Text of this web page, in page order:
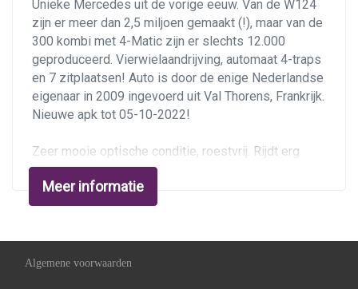
Stuurbekrachtiging
Overige
Anti blokkeer systeem
Anti doorslip regeling
Dubbele airbag
Elektronisch sper differentieel
Unieke Mercedes uit de vorige eeuw. Van de W124
zijn er meer dan 2,5 miljoen gemaakt (!), maar van de
300 kombi met 4-Matic zijn er slechts 12.000
geproduceerd. Vierwielaandrijving, automaat 4-traps
en 7 zitplaatsen! Auto is door de enige Nederlandse
eigenaar in 2009 ingevoerd uit Val Thorens, Frankrijk.
Nieuwe apk tot 05-10-2022!
Zeer mooie optische conditie, roestvrij. Rijdt erg
lekker, 4x4 functioneert naar behoren en geen
storingen. Voorzien van originele 15 inch Lemmerz
putdeksels met goede Michelin zomerbanden
Opties en uitrusting o.a.:
Meer informatie
Algemene voorwaarden